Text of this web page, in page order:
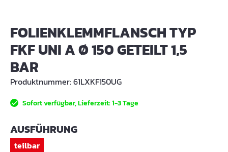
FOLIENKLEMMFLANSCH TYP
FKF UNI A Ø 150 GETEILT 1,5
BAR
Produktnummer:61LXKF150UG
Sofort verfügbar, Lieferzeit: 1-3 Tage
AUSFÜHRUNGAUSWÄHLEN
teilbar